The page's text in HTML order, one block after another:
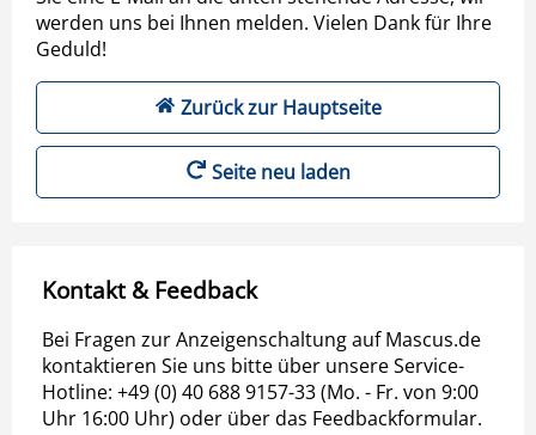
werden uns bei Ihnen melden. Vielen Dank für Ihre
Geduld!
Zurück zur Hauptseite
Seite neu laden
Kontakt & Feedback
Bei Fragen zur Anzeigenschaltung auf Mascus.de
kontaktieren Sie uns bitte über unsere Service-
Hotline: +49 (0) 40 688 9157-33 (Mo. - Fr. von 9:00
Uhr 16:00 Uhr) oder über das Feedbackformular.